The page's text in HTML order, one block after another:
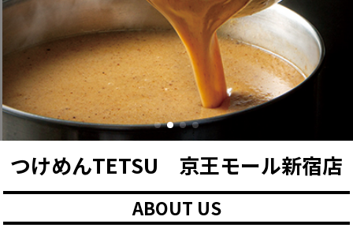
つけめんTETSU 京王モール新宿店
ABOUT US